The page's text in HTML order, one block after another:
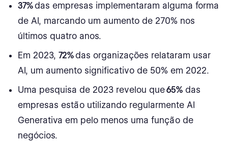
37% das empresas implementaram alguma forma
de AI, marcando um aumento de 270% nos
últimos quatro anos.
Em 2023,72% das organizações relataram usar
AI, um aumento significativo de 50% em 2022.
Uma pesquisa de 2023 revelou que65% das
empresas estão utilizando regularmente AI
Generativa em pelo menos uma função de
negócios.